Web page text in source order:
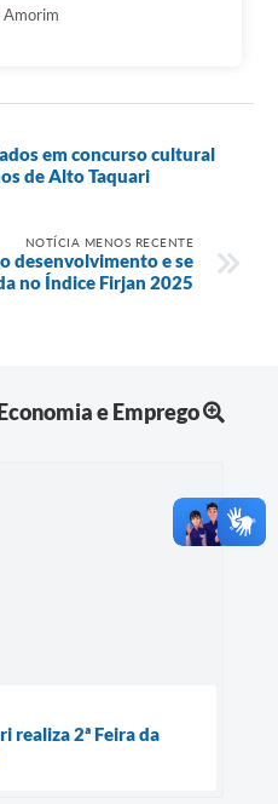
Amorim
em concurso cultural
de Alto Taquari
NOTÍCIA MENOS RECENTE
desenvolvimento e se
no Índice Firjan 2025
e Emprego
realiza 2ª Feira da